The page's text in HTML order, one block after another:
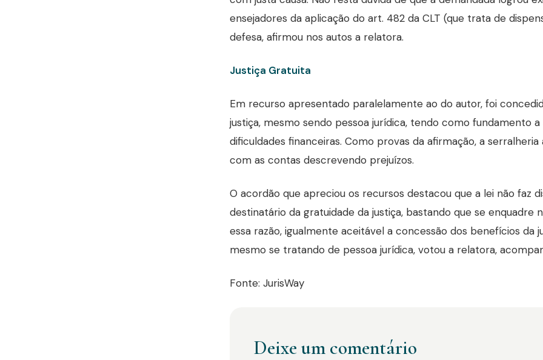
ensejadores da aplicação do art. 482 da CLT (que trata de
defesa, afirmou nos autos a relatora.
Justiça Gratuita
Em recurso apresentado paralelamente ao do autor, foi
justiça, mesmo sendo pessoa jurídica, tendo como fundamento
dificuldades financeiras. Como provas da afirmação, a
com as contas descrevendo prejuízos.
O acordão que apreciou os recursos destacou que a lei não faz
destinatário da gratuidade da justiça, bastando que se enquadre
essa razão, igualmente aceitável a concessão dos benefícios da
mesmo se tratando de pessoa jurídica, votou a relatora,
Fonte: JurisWay
Deixe um comentário